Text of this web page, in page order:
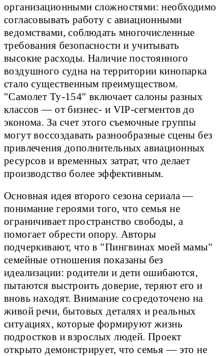
организационными сложностями: необходимо
согласовывать работу с авиационными
ведомствами, соблюдать многочисленные
требования безопасности и учитывать
высокие расходы. Наличие постоянного
воздушного судна на территории кинопарка
стало существенным преимуществом.
"Самолет Ту-154″ включает салоны разных
классов — от бизнес- и VIP-сегментов до
эконома. За счет этого съемочные группы
могут воссоздавать разнообразные сцены без
привлечения дополнительных авиационных
ресурсов и временных затрат, что делает
производство более эффективным.
Основная идея второго сезона сериала —
понимание героями того, что семья не
ограничивает пространство свободы, а
помогает обрести опору. Авторы
подчеркивают, что в "Пингвинах моей мамы"
семейные отношения показаны без
идеализации: родители и дети ошибаются,
пытаются выстроить доверие, теряют его и
вновь находят. Внимание сосредоточено на
живой речи, бытовых деталях и реальных
ситуациях, которые формируют жизнь
подростков и взрослых людей. Проект
открыто демонстрирует, что семья — это не